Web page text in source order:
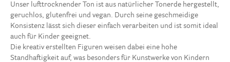
Unser lufttrocknender Ton ist aus natürlicher Tonerde hergestellt,
geruchlos, glutenfrei und vegan. Durch seine geschmeidige
Konsistenz lässt sich dieser einfach verarbeiten und ist somit ideal
auch für Kinder geeignet.
Die kreativ erstellten Figuren weisen dabei eine hohe
Standhaftigkeit auf, was besonders für Kunstwerke von Kindern